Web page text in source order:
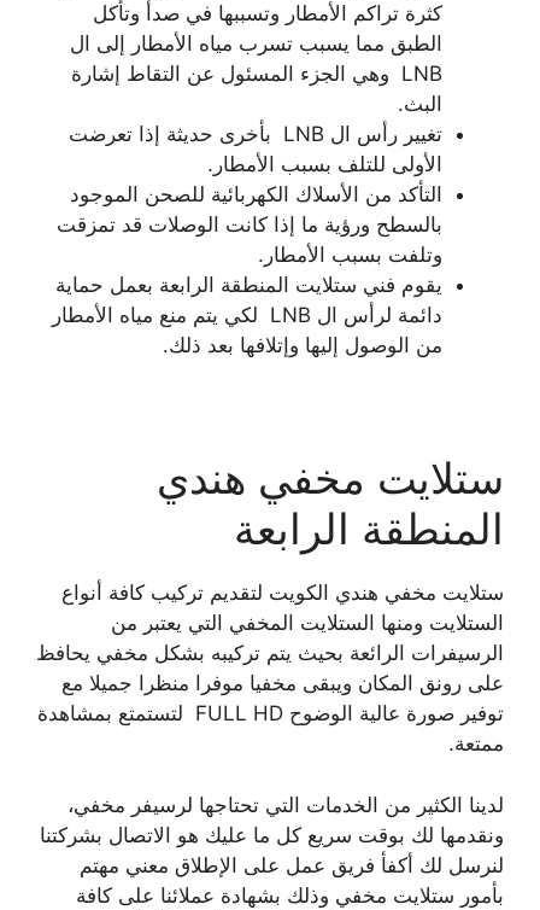
كثرة تراكم الأمطار وتسببها في صدأ وتأكل
الطبق مما يسبب تسرب مياه الأمطار إلى ال
LNB وهي الجزء المسئول عن التقاط إشارة
البث.
تغيير رأس ال LNB بأخرى حديثة إذا تعرضت
الأولى للتلف بسبب الأمطار.
التأكد من الأسلاك الكهربائية للصحن الموجود
بالسطح ورؤية ما إذا كانت الوصلات قد تمزقت
وتلفت بسبب الأمطار.
يقوم فني ستلايت المنطقة الرابعة بعمل حماية
دائمة لرأس ال LNB لكي يتم منع مياه الأمطار
من الوصول إليها وإتلافها بعد ذلك.
ستلايت مخفي هندي
المنطقة الرابعة
ستلايت مخفي هندي الكويت لتقديم تركيب كافة أنواع
الستلايت ومنها الستلايت المخفي التي يعتبر من
الرسيفرات الرائعة بحيث يتم تركيبه بشكل مخفي يحافظ
على رونق المكان ويبقى مخفيا موفرا منظرا جميلا مع
توفير صورة عالية الوضوح FULL HD لتستمتع بمشاهدة
ممتعة.
لدينا الكثير من الخدمات التي تحتاجها لرسيفر مخفي،
ونقدمها لك بوقت سريع كل ما عليك هو الاتصال بشركتنا
لنرسل لك أكفأ فريق عمل على الإطلاق معني مهتم
بأمور ستلايت مخفي وذلك بشهادة عملائنا على كافة